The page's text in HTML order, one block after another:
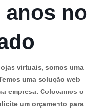
anos no
virtuais, somos uma
uma solução web
empresa. Colocamos o
um orçamento para